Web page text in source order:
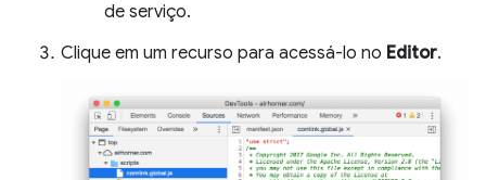
de serviço.
Clique em um recurso para acessá-lo no Editor.